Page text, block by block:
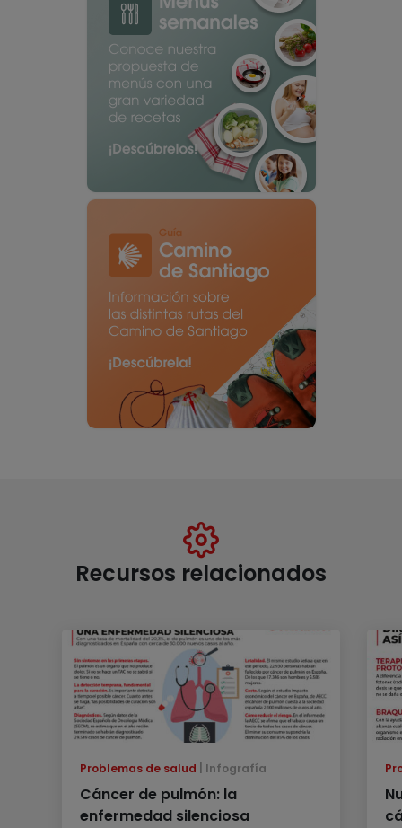
Recursos relacionados
Problemas de salud Infografía
Cáncer de pulmón: la
enfermedad silenciosa